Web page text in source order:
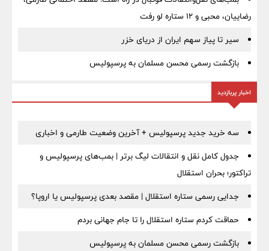
رضاییان، محبی و ۱۲ ستاره لو رفت
سیر تا پیاز سهم ایران از دریای خزر
بازگشت رسمی محسن مسلمان به پرسپولیس
اخبار پربازدید
سه خرید جدید پرسپولیس + آخرین وضعیت طارمی و اخباری
جدول کامل نقل و انتقالات لیگ برتر | بمب‌های پرسپولیس و
تراکتور؛ بحران استقلال
جدایی رسمی ستاره استقلال | مقصد بعدی پرسپولیس یا اروپا؟
حماقت کردم ستاره استقلال را تا جام جهانی بردم
بازگشت رسمی محسن مسلمان به پرسپولیس